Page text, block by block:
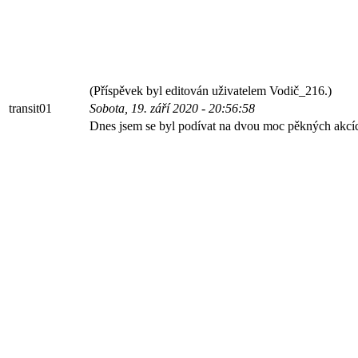
(Příspěvek byl editován uživatelem Vodič_216.)
transit01
Sobota, 19. září 2020 - 20:56:58
Dnes jsem se byl podívat na dvou moc pěkných